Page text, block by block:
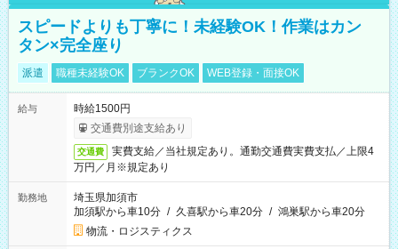
スピードよりも丁寧に！未経験OK！作業はカン
タン×完全座り
派遣 職種未経験OK ブランクOK WEB登録・面接OK
給与
時給1500円
交通費別途支給あり
交通費
実費支給／当社規定あり。通勤交通費実費支払／上限4
万円／月※規定あり
勤務地
埼玉県加須市
加須駅から車10分 / 久喜駅から車20分 / 鴻巣駅から車20分
物流・ロジスティクス